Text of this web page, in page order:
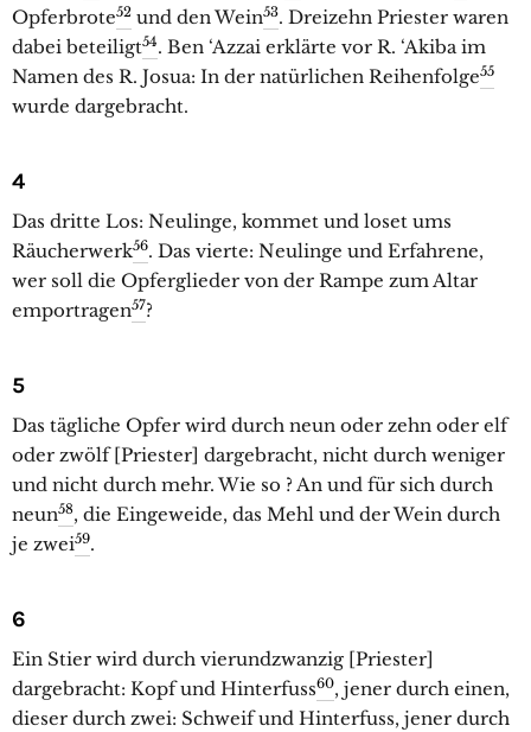
Opferbrote52 und den Wein53. Dreizehn Priester waren
dabei beteiligt54. Ben ‘Azzai erklärte vor R. ‘Akiba im
Namen des R. Josua: In der natürlichen Reihenfolge55
wurde dargebracht.
4
Das dritte Los: Neulinge, kommet und loset ums
Räucherwerk56. Das vierte: Neulinge und Erfahrene,
wer soll die Opferglieder von der Rampe zum Altar
emportragen57?
5
Das tägliche Opfer wird durch neun oder zehn oder elf
oder zwölf [Priester] dargebracht, nicht durch weniger
und nicht durch mehr. Wie so ? An und für sich durch
neun58, die Eingeweide, das Mehl und der Wein durch
je zwei59.
6
Ein Stier wird durch vierundzwanzig [Priester]
dargebracht: Kopf und Hinterfuss60, jener durch einen,
dieser durch zwei: Schweif und Hinterfuss, jener durch